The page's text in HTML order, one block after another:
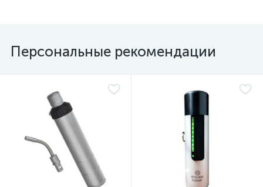
Персональные рекомендации